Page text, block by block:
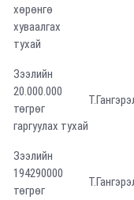
хөрөнгө
хуваалгах
тухай
Зээлийн
20.000.000
төгрөг
гаргуулах тухай
Зээлийн
194290000
төгрөг